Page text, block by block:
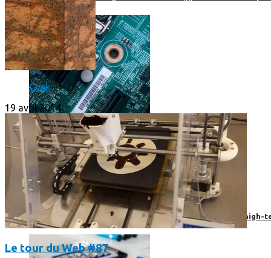
Prendre une extension de garantie pour vos appareils high-
Geek
19 avril 2014
Le tour du Web #87